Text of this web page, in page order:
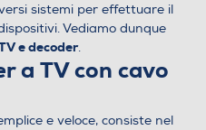
sistemi per effettuare il
Vediamo dunque
e decoder.
a TV con cavo
e veloce, consiste nel